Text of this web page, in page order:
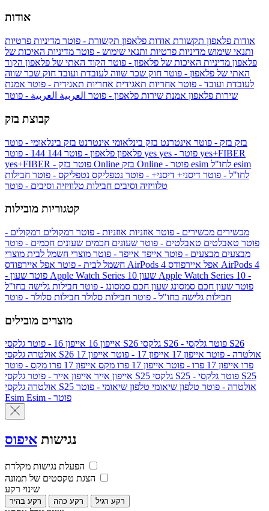
אודות
אודות פלאפון תקשורת אודות פלאפון תקשורת - פוטר מדיניות פרטיות
ותנאי שימוש מדיניות פרטיות ותנאי שימוש - פוטר מדיניות האיכות של
פלאפון מדיניות האיכות של פלאפון - פוטר הקוד האתי של פלאפון הקוד
האתי של פלאפון - פוטר חוק שכר שווה לעובדת ועובד חוק שכר שווה
לעובדת ועובד - פוטר אחריות תאגידית אחריות תאגידית - פוטר אמנת
שירות פלאפון אמנת שירות פלאפון - פוטר العربية العربية - פוטר
קבוצת בזק
בזק בזק - פוטר אינטרנט בזק בינלאומי אינטרנט בזק בינלאומי - פוטר
פלאפון פלאפון - פוטר 144 yes
yes+FIBER
yes+FIBER - פוטר בזק Online
esim
לחו"ל - פוטר דיסני+ דיסני+ - פוטר נטפליקס נטפליקס - פוטר חבילות
טלוויזיה וסיבים חבילות טלוויזיה וסיבים - פוטר
קטגוריות מובילות
מכשירים מכשירים - פוטר אוזניות אוזניות - פוטר רמקולים רמקולים -
פוטר טאבלטים טאבלטים - פוטר שעונים חכמים שעונים חכמים - פוטר
מבצעים מבצעים - פוטר אייפד אייפד - פוטר מוצרי חשמל לבית מוצרי
חשמל לבית - פוטר אפל איירפודס AirPods 4 אפל איירפודס AirPods 4
- פוטר שעון Apple Watch Series 10 שעון Apple Watch Series 10 -
פוטר שעון חכם סמסונג שעון חכם סמסונג - פוטר חבילות גלישה בחו"ל
חבילות גלישה בחו"ל - פוטר חבילות סלולר חבילות סלולר - פוטר
מוצרים מובילים
אייפון 16 אייפון 16 - פוטר גלקסי S26 גלקסי S26 - פוטר גלקסי S26
אולטרה
גלקסי S26 אולטרה - פוטר אייפון 17 אייפון 17 - פוטר
אייפון 17
פרו אייפון 17 פרו - פוטר אייפון 17 פרו מקס
אייפון 17 פרו מקס - פוטר
אייפון אייר אייפון אייר - פוטר גלקסי S25 גלקסי S25 - פוטר גלקסי S25
אולטרה
גלקסי S25 אולטרה - פוטר טלפון שיאומי טלפון שיאומי - פוטר
Esim
Esim - פוטר
נגישות איפוס
הפעלת נגישות מקלדת
הצגת טקסטים של תמונה
שינוי רקע
רקע בהיר רקע כהה רקע רגיל